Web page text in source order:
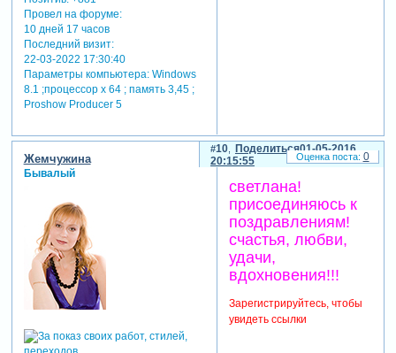
Провел на форуме:
10 дней 17 часов
Последний визит:
22-03-2022 17:30:40
Параметры компьютера:Windows
8.1 ;процессор х 64 ; память 3,45 ;
Proshow Producer 5
Поделиться
10
01-05-2016
20:15:55
Жемчужина
Бывалый
светлана!
присоединяюсь к
поздравлениям!
счастья, любви,
удачи,
вдохновения!!!
Зарегистрируйтесь, чтобы
увидеть ссылки
0